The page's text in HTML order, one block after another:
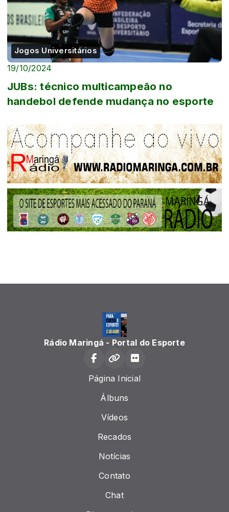
Jogos Universitários
19/10/2024
JUBs: técnico multicampeão no
handebol defende mudança no esporte
Rádio Maringá - Portal do Esporte
Página Inicial
Álbuns
Vídeos
Recados
Notícias
Contato
Chat